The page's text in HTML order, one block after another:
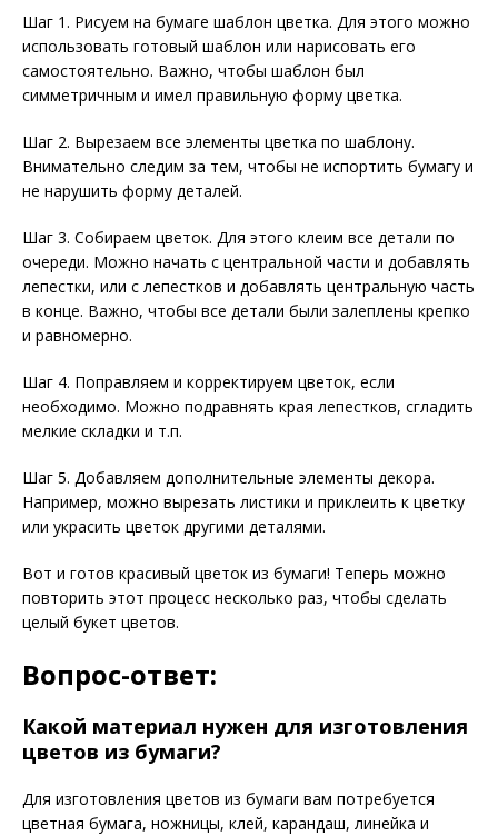
Шаг 1. Рисуем на бумаге шаблон цветка. Для этого можно
использовать готовый шаблон или нарисовать его
самостоятельно. Важно, чтобы шаблон был
симметричным и имел правильную форму цветка.
Шаг 2. Вырезаем все элементы цветка по шаблону.
Внимательно следим за тем, чтобы не испортить бумагу и
не нарушить форму деталей.
Шаг 3. Собираем цветок. Для этого клеим все детали по
очереди. Можно начать с центральной части и добавлять
лепестки, или с лепестков и добавлять центральную часть
в конце. Важно, чтобы все детали были залеплены крепко
и равномерно.
Шаг 4. Поправляем и корректируем цветок, если
необходимо. Можно подравнять края лепестков, сгладить
мелкие складки и т.п.
Шаг 5. Добавляем дополнительные элементы декора.
Например, можно вырезать листики и приклеить к цветку
или украсить цветок другими деталями.
Вот и готов красивый цветок из бумаги! Теперь можно
повторить этот процесс несколько раз, чтобы сделать
целый букет цветов.
Вопрос-ответ:
Какой материал нужен для изготовления
цветов из бумаги?
Для изготовления цветов из бумаги вам потребуется
цветная бумага, ножницы, клей, карандаш, линейка и